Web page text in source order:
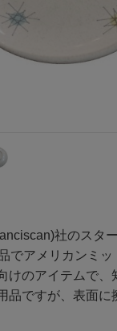
社のスタ
でアメリカンミ
けのアイテムで、
品ですが、表面に